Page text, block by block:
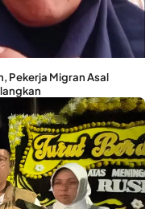
Pekerja Migran Asal